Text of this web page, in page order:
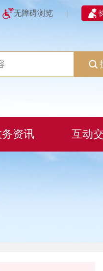
无障碍浏览 |
资讯 互动